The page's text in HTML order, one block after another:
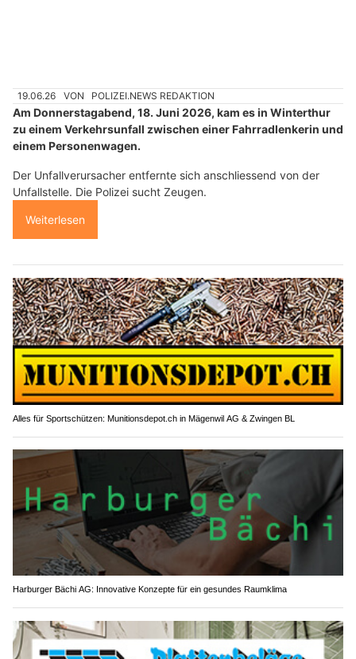
19.06.26 VON POLIZEI.NEWS REDAKTION
Am Donnerstagabend, 18. Juni 2026, kam es in Winterthur
zu einem Verkehrsunfall zwischen einer Fahrradlenkerin und
einem Personenwagen.
Der Unfallverursacher entfernte sich anschliessend von der
Unfallstelle. Die Polizei sucht Zeugen.
Weiterlesen
Alles für Sportschützen: Munitionsdepot.ch in Mägenwil AG & Zwingen BL
Harburger Bächi AG: Innovative Konzepte für ein gesundes Raumklima